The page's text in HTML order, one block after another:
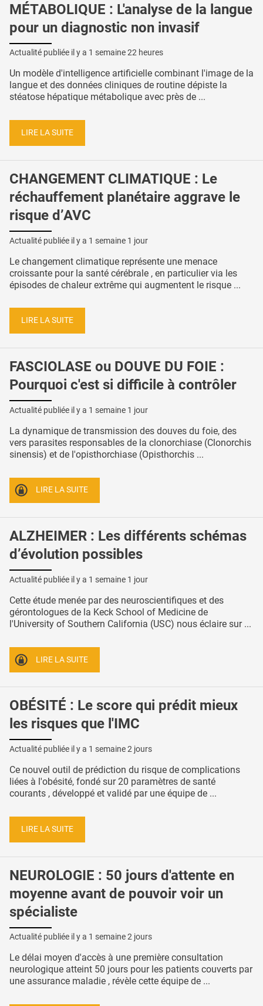
MÉTABOLIQUE : L'analyse de la langue
pour un diagnostic non invasif
Actualité publiée il y a 1 semaine 22 heures
Un modèle d'intelligence artificielle combinant l'image de la
langue et des données cliniques de routine dépiste la
stéatose hépatique métabolique avec près de ...
LIRE LA SUITE
CHANGEMENT CLIMATIQUE : Le
réchauffement planétaire aggrave le
risque d’AVC
Actualité publiée il y a 1 semaine 1 jour
Le changement climatique représente une menace
croissante pour la santé cérébrale , en particulier via les
épisodes de chaleur extrême qui augmentent le risque ...
LIRE LA SUITE
FASCIOLASE ou DOUVE DU FOIE :
Pourquoi c'est si difficile à contrôler
Actualité publiée il y a 1 semaine 1 jour
La dynamique de transmission des douves du foie, des
vers parasites responsables de la clonorchiase (Clonorchis
sinensis) et de l'opisthorchiase (Opisthorchis ...
LIRE LA SUITE
ALZHEIMER : Les différents schémas
d’évolution possibles
Actualité publiée il y a 1 semaine 1 jour
Cette étude menée par des neuroscientifiques et des
gérontologues de la Keck School of Medicine de
l'University of Southern California (USC) nous éclaire sur ...
LIRE LA SUITE
OBÉSITÉ : Le score qui prédit mieux
les risques que l'IMC
Actualité publiée il y a 1 semaine 2 jours
Ce nouvel outil de prédiction du risque de complications
liées à l'obésité, fondé sur 20 paramètres de santé
courants , développé et validé par une équipe de ...
LIRE LA SUITE
NEUROLOGIE : 50 jours d'attente en
moyenne avant de pouvoir voir un
spécialiste
Actualité publiée il y a 1 semaine 2 jours
Le délai moyen d'accès à une première consultation
neurologique atteint 50 jours pour les patients couverts par
une assurance maladie , révèle cette équipe de ...